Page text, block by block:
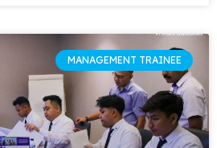
MANAGEMENT TRAINEE